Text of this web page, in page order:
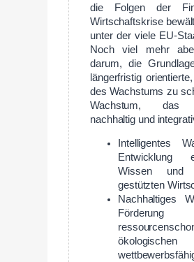
die Folgen der
Wirtschaftskrise
unter der viele EU-
Noch viel mehr
darum, die
längerfristig
des Wachstums zu
Wachstum, das
nachhaltig und
Intelligentes
Entwicklung
Wissen und
gestützten
Nachhaltiges